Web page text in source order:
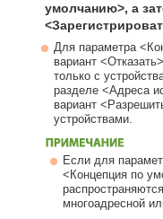
умолчанию>, а
Для параметра
вариант
только с
разделе <Адреса
вариант
устройствами.
Если для
<Концепция по
многоадресной